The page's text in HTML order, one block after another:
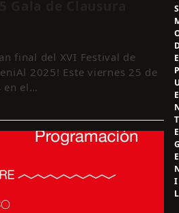
final del XVI Festival de
2025! Este viernes 25 de
en el…
S
E
E
T
E
E
I
L